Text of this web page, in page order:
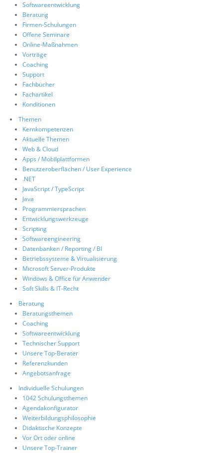
Über uns
Suche
Softwareentwicklung
Beratung
Firmen-Schulungen
Offene Seminare
Online-Maßnahmen
Vorträge
Coaching
Support
Fachbücher
Fachartikel
Konditionen
Themen
Kernkompetenzen
Aktuelle Themen
Web & Cloud
Apps / Mobilplattformen
Benutzeroberflächen / User Experience
.NET
JavaScript / TypeScript
Java
Programmiersprachen
Entwicklungswerkzeuge
Scripting
Softwareengineering
Datenbanken / Reporting / BI
Betriebssysteme & Virtualisierung
Microsoft Server-Produkte
Windows & Office für Anwender
Soft Skills & IT-Recht
Beratung
Beratungsthemen
Coaching
Softwareentwicklung
Technischer Support
Unsere Top-Berater
Referenzkunden
Angebotsanfrage
Individuelle Schulungen
1042 Schulungsthemen
Agendakonfigurator
Weiterbildungsphilosophie
Didaktische Konzepte
Vor Ort oder online
Unsere Top-Trainer